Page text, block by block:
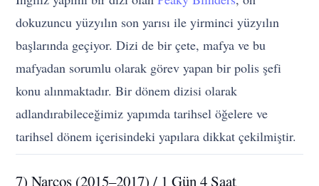
dokuzuncu yüzyılın son yarısı ile yirminci yüzyılın
başlarında geçiyor. Dizi de bir çete, mafya ve bu
mafyadan sorumlu olarak görev yapan bir polis şefi
konu alınmaktadır. Bir dönem dizisi olarak
adlandırabileceğimiz yapımda tarihsel öğelere ve
tarihsel dönem içerisindeki yapılara dikkat çekilmiştir.
7) Narcos (2015–2017) / 1 Gün 4 Saat